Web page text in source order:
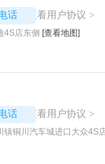
话 查看用户协议 >
4S店东侧 [查看地图]
话 查看用户协议 >
镇铜川汽车城进口大众4S